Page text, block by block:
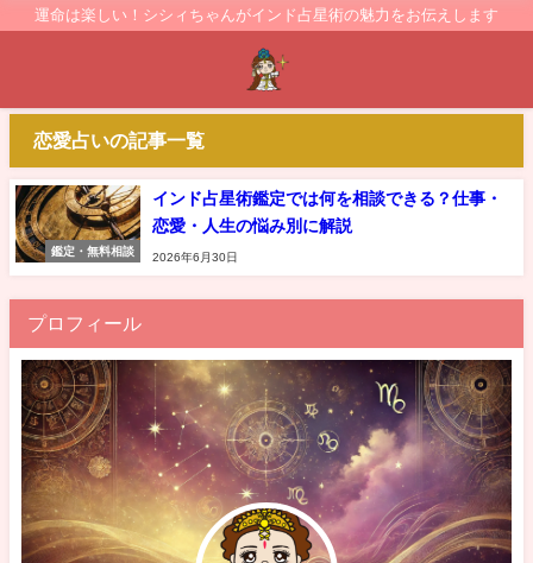
運命は楽しい！シシィちゃんがインド占星術の魅力をお伝えします
恋愛占いの記事一覧
鑑定・無料相談
インド占星術鑑定では何を相談できる？仕事・
恋愛・人生の悩み別に解説
2026年6月30日
プロフィール